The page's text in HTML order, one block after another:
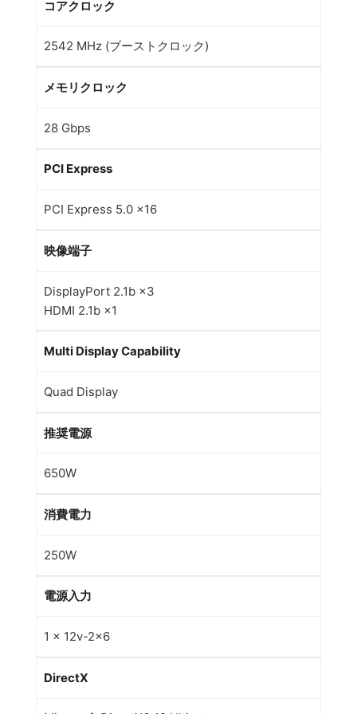
コアクロック
2542 MHz (ブーストクロック)
メモリクロック
28 Gbps
PCI Express
PCI Express 5.0 x16
映像端子
DisplayPort 2.1b ×3
HDMI 2.1b ×1
Multi Display Capability
Quad Display
推奨電源
650W
消費電力
250W
電源入力
1 x 12v-2×6
DirectX